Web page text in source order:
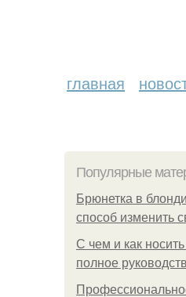
главная
Популярные
Брюнетка в
способ изменить
С чем и как
полное